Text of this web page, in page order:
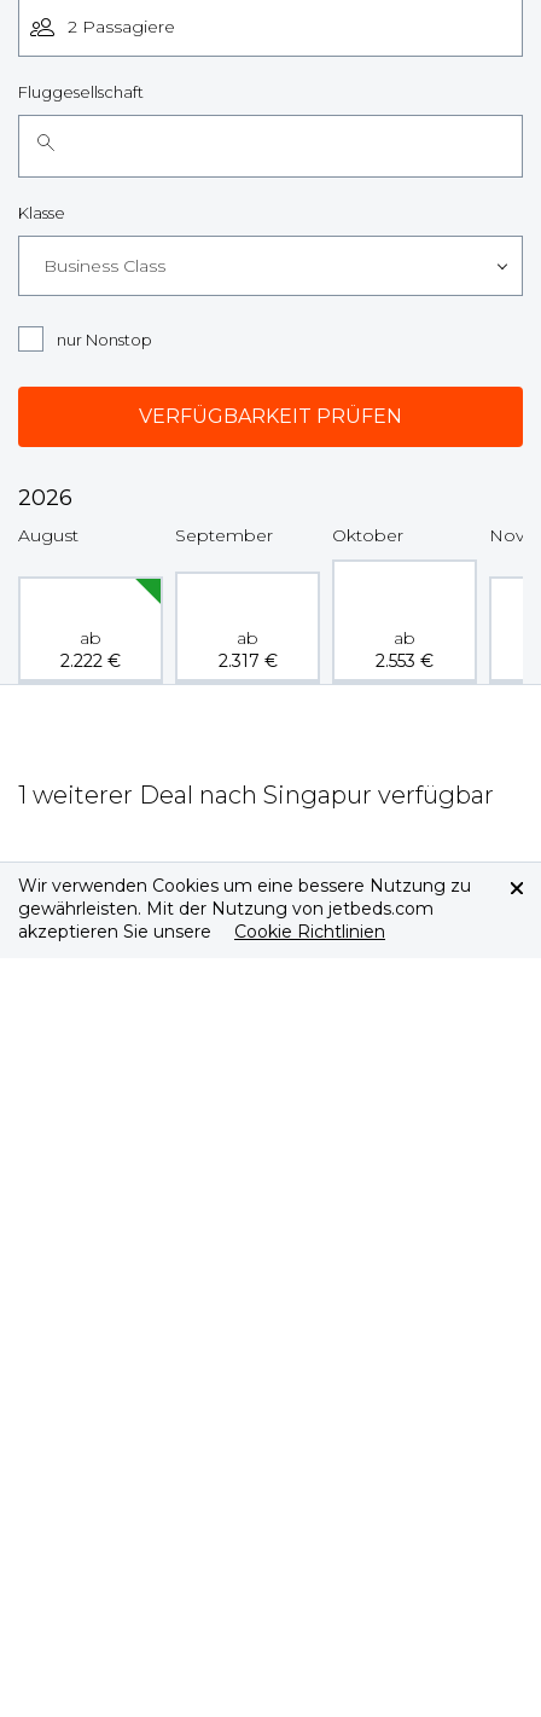
Fluggesellschaft
Klasse
Business Class
nur Nonstop
2026
August
ab
2.222 €
September
ab
2.317 €
Oktober
ab
2.553 €
1 weiterer Deal nach Singapur verfügbar
Wir verwenden Cookies um eine bessere Nutzung zu
gewährleisten. Mit der Nutzung von jetbeds.com
akzeptieren Sie unsere
Cookie Richtlinien